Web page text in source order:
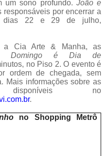
um sono profundo. João e
responsáveis por encerrar a
dias 22 e 29 de julho,
a Cia Arte & Manha, as
Domingo é Dia de
no Piso 2. O evento é
ordem de chegada, sem
Mais informações sobre as
no
br.
no Shopping Metrô